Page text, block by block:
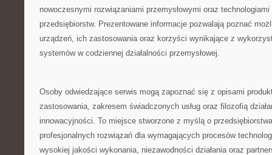
nowoczesnymi rozwiązaniami przemysłowymi oraz
przedsiębiorstw. Prezentowane informacje pozwalają poznać
urządzeń, ich zastosowania oraz korzyści wynikające z
systemów w codziennej działalności przemysłowej.
Osoby odwiedzające serwis mogą zapoznać się z opisami
zastosowania, zakresem świadczonych usług oraz filozofią
innowacyjności. To miejsce stworzone z myślą o
profesjonalnych rozwiązań dla wymagających procesów
wysokiej jakości wykonania, niezawodności działania oraz